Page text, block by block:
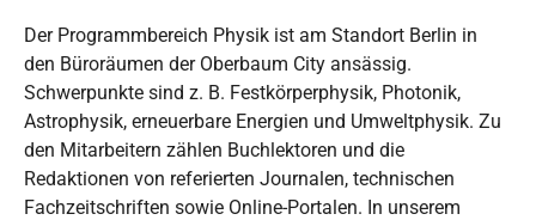
Der Programmbereich Physik ist am Standort Berlin in
den Büroräumen der Oberbaum City ansässig.
Schwerpunkte sind z. B. Festkörperphysik, Photonik,
Astrophysik, erneuerbare Energien und Umweltphysik. Zu
den Mitarbeitern zählen Buchlektoren und die
Redaktionen von referierten Journalen, technischen
Fachzeitschriften sowie Online-Portalen. In unserem